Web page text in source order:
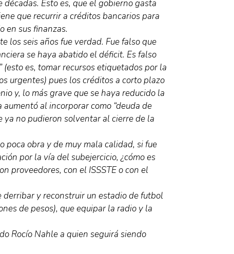
Esto es, que el gobierno gasta
que recurrir a créditos bancarios para
en sus finanzas.
los seis años fue verdad. Fue falso que
se haya abatido el déficit. Es falso
(esto es, tomar recursos etiquetados por la
urgentes) pues los créditos a corto plazo
y, lo más grave que se haya reducido la
al incorporar como “deuda de
ya no pudieron solventar al cierre de la
poca obra y de muy mala calidad, si fue
por la vía del subejercicio, ¿cómo es
proveedores, con el ISSSTE o con el
y reconstruir un estadio de futbol
de pesos), que equipar la radio y la
Rocío Nahle a quien seguirá siendo